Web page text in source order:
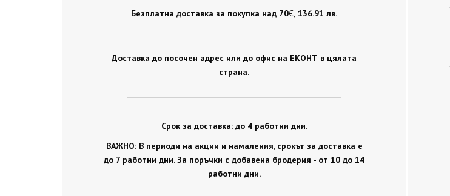
Безплатна доставка за покупка над 70€ , 136.91 лв.
Доставка до посочен адрес или до офис на ЕКОНТ в цялата
страна.
Срок за доставка: до 4 работни дни.
ВАЖНО: В периоди на акции и намаления, срокът за доставка е
до 7 работни дни. За поръчки с добавена бродерия - от 10 до 14
работни дни.